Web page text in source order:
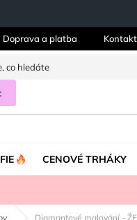
Doprava a platba
CENOVÉ TRHÁKY
Diamantové malování -